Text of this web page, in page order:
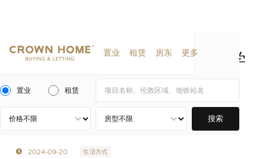
置业 租赁 房东 更多
置业 租赁
搜索
英国留学指南（二）之在英留学
生必备10大App——线上学习、
时间管理、锻炼口语.....| CHBL
英国皇冠地产
2024-09-20 生活方式